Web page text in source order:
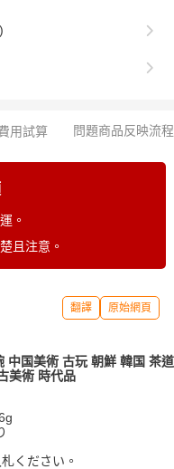
用試算 問題商品反映流程
。
且注意。
翻譯 原始網頁
中国美術 古玩 朝鮮 韓国 茶道
美術 時代品
ください。